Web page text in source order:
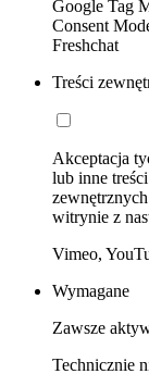
Google Tag
Consent
Freshchat
Treści
Akceptacja
lub inne
witrynie z
Vimeo,
Wymagane
Zawsze
Technicznie